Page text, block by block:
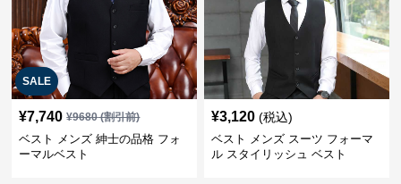
SALE
¥7,740 ¥9680(割引前)
ベスト メンズ 紳士の品格 フォ
ーマルベスト
¥3,120 (税込)
ベスト メンズ スーツ フォーマ
ル スタイリッシュ ベスト